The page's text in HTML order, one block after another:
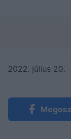
2022. július 20.